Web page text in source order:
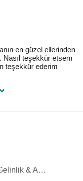
en güzel ellerinden
Nasıl teşekkür etsem
teşekkür ederim
Erbay Ekinci Gelinlik & Abiye